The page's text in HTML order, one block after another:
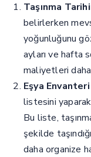
Taşınma
belirlerken
yoğunluğunu
ayları ve hafta
maliyetleri
Eşya
listesini
Bu liste,
şekilde
daha organize